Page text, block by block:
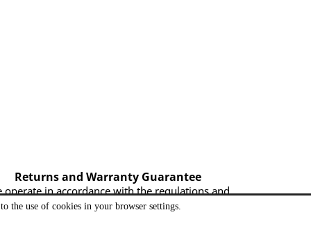
the use of cookies in your browser settings.
Returns and Warranty Guarantee
operate in accordance with the regulations and
for the sake of your satisfaction.